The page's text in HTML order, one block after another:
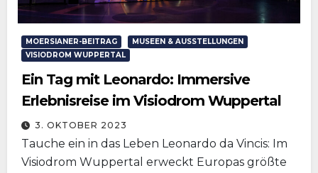
MOERSIANER-BEITRAG
MUSEEN & AUSSTELLUNGEN
VISIODROM WUPPERTAL
Ein Tag mit Leonardo: Immersive
Erlebnisreise im Visiodrom Wuppertal
3. OKTOBER 2023
Tauche ein in das Leben Leonardo da Vincis: Im
Visiodrom Wuppertal erweckt Europas größte